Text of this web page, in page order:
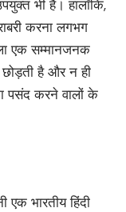
भी है। हालाँकि,
करना लगभग
एक सम्मानजनक
है और न ही
पसंद करने वालों के
भारतीय हिंदी